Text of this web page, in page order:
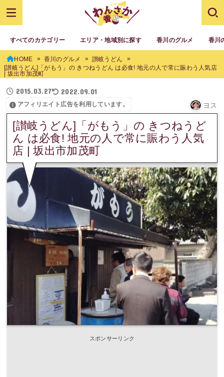
すべてのカテゴリー エリア・地域別に探す 香川のグルメ 香川
HOME 香川のグルメ
讃岐うどん
[讃岐うどん]「がもう」の きつねうどん は必食! 地元の人で常に賑わう人気店
| 坂出市加茂町
2015.03.27 2022.09.01
アフィリエイト広告を利用しています。 ヨス
[讃岐うどん]「がもう」の きつねうど
ん は必食! 地元の人で常に賑わう人気
店 | 坂出市加茂町
スポンサーリンク